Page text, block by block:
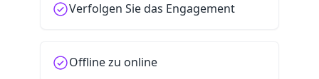
Verfolgen Sie das Engagement
Offline zu online